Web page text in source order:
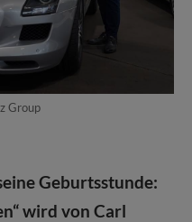
Group
Geburtsstunde:
wird von Carl